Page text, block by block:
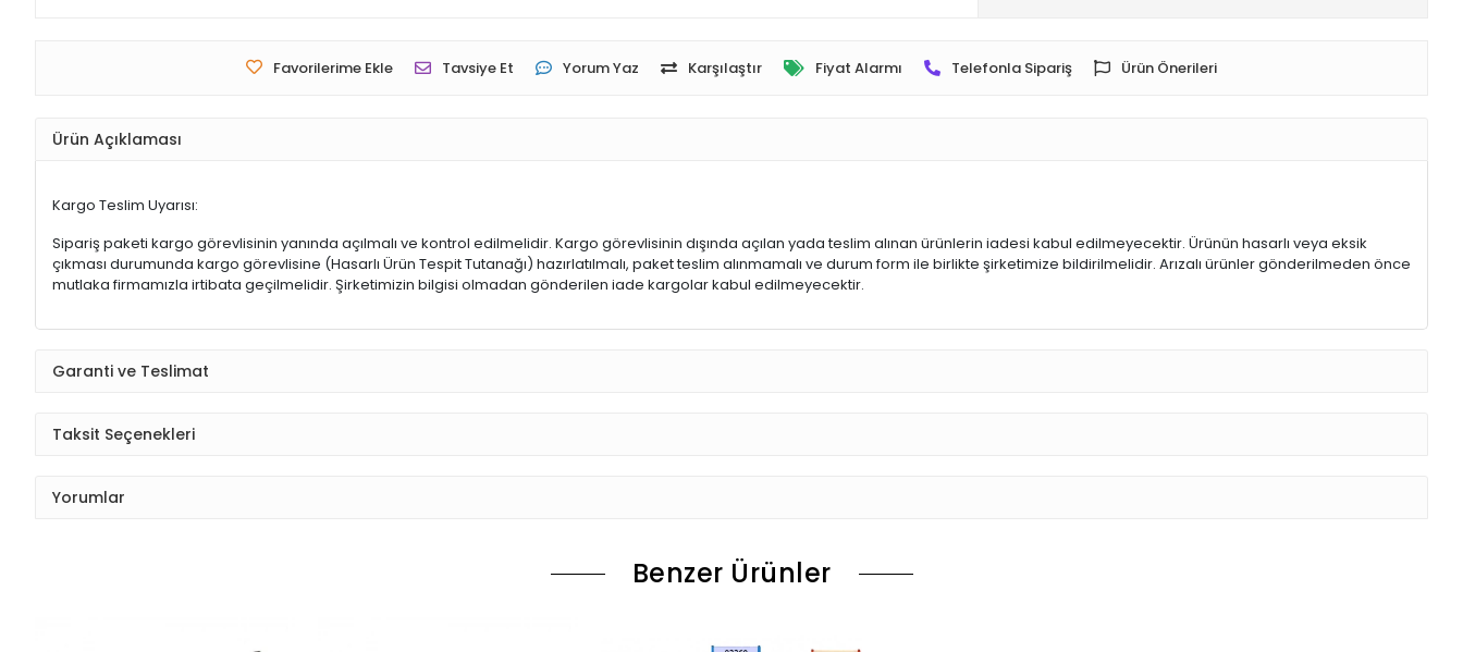
Favorilerime Ekle Tavsiye Et Yorum Yaz Karşılaştır Fiyat Alarmı Telefonla Sipariş Ürün Önerileri
Ürün Açıklaması
Kargo Teslim Uyarısı:
Sipariş paketi kargo görevlisinin yanında açılmalı ve kontrol edilmelidir. Kargo görevlisinin dışında açılan yada teslim alınan ürünlerin iadesi kabul edilmeyecektir. Ürünün hasarlı veya eksik
çıkması durumunda kargo görevlisine (Hasarlı Ürün Tespit Tutanağı) hazırlatılmalı, paket teslim alınmamalı ve durum form ile birlikte şirketimize bildirilmelidir. Arızalı ürünler gönderilmeden önce
mutlaka firmamızla irtibata geçilmelidir. Şirketimizin bilgisi olmadan gönderilen iade kargolar kabul edilmeyecektir.
Garanti ve Teslimat
Taksit Seçenekleri
Yorumlar
Benzer Ürünler